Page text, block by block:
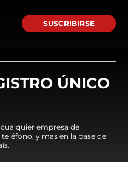
SUSCRIBIRSE
ÚNICO
empresa de
y mas en la base de